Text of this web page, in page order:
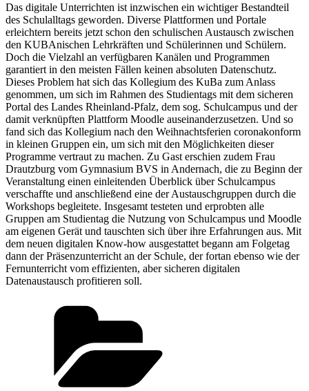
Das digitale Unterrichten ist inzwischen ein wichtiger Bestandteil
des Schulalltags geworden. Diverse Plattformen und Portale
erleichtern bereits jetzt schon den schulischen Austausch zwischen
den KUBAnischen Lehrkräften und Schülerinnen und Schülern.
Doch die Vielzahl an verfügbaren Kanälen und Programmen
garantiert in den meisten Fällen keinen absoluten Datenschutz.
Dieses Problem hat sich das Kollegium des KuBa zum Anlass
genommen, um sich im Rahmen des Studientags mit dem sicheren
Portal des Landes Rheinland-Pfalz, dem sog. Schulcampus und der
damit verknüpften Plattform Moodle auseinanderzusetzen. Und so
fand sich das Kollegium nach den Weihnachtsferien coronakonform
in kleinen Gruppen ein, um sich mit den Möglichkeiten dieser
Programme vertraut zu machen. Zu Gast erschien zudem Frau
Drautzburg vom Gymnasium BVS in Andernach, die zu Beginn der
Veranstaltung einen einleitenden Überblick über Schulcampus
verschaffte und anschließend eine der Austauschgruppen durch die
Workshops begleitete. Insgesamt testeten und erprobten alle
Gruppen am Studientag die Nutzung von Schulcampus und Moodle
am eigenen Gerät und tauschten sich über ihre Erfahrungen aus. Mit
dem neuen digitalen Know-how ausgestattet begann am Folgetag
dann der Präsenzunterricht an der Schule, der fortan ebenso wie der
Fernunterricht vom effizienten, aber sicheren digitalen
Datenaustausch profitieren soll.